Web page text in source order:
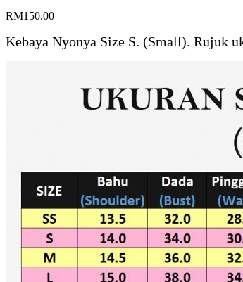
RM150.00
Kebaya Nyonya Size S. (Small). Rujuk